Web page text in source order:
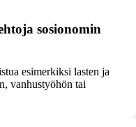
sosionomin
esimerkiksi lasten ja
vanhustyöhön tai